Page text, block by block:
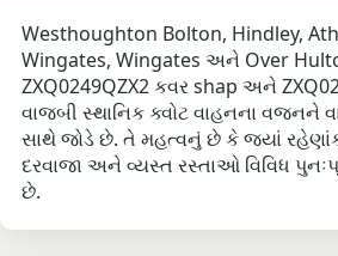
Westhoughton Bolton, Hindley,
Wingates, Wingates અને Over
ZXQ0249QZX2 કવર shap અને
વાજબી સ્થાનિક ક્વોટ વાહનના વજનને
સાથે જોડે છે. તે મહત્વનું છે કે જ્યાં
દરવાજા અને વ્યસ્ત રસ્તાઓ વિવિધ
છે.